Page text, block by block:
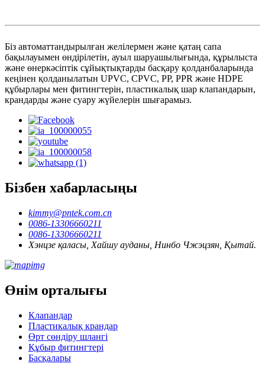
Біз автоматтандырылған желілермен және қатаң сапа
бақылауымен өндірілетін, ауыл шаруашылығында, құрылыста
және өнеркәсіптік сұйықтықтарды басқару қолданбаларында
кеңінен қолданылатын UPVC, CPVC, PP, PPR және HDPE
құбырлары мен фитингтерін, пластикалық шар клапандарын,
крандарды және суару жүйелерін шығарамыз.
Бізбен хабарласыңы
kimmy@pntek.com.cn
0086-13306660211
0086-13306660211
Хэнцзе қаласы, Хайшу ауданы, Нинбо Чжэцзян, Қытай.
Өнім орталығы
Клапандар
Пластикалық крандар
Өрт сөндіру шлангі
Құбыр фитингтері
Басқалары